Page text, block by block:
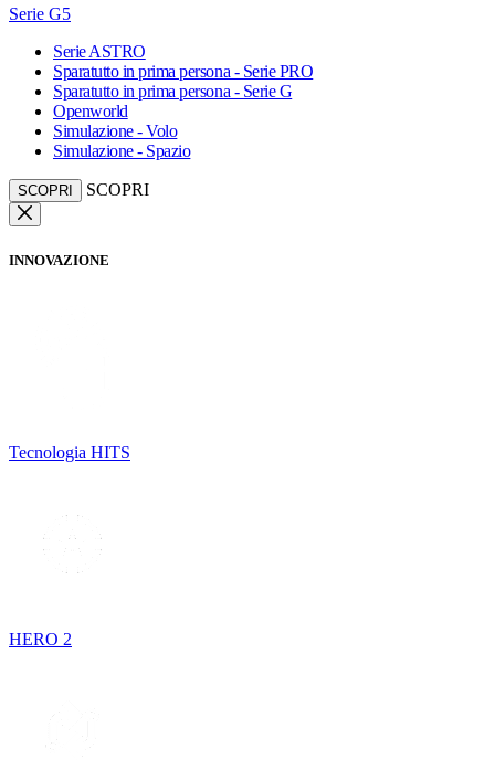
Serie G5
Serie ASTRO
Sparatutto in prima persona - Serie PRO
Sparatutto in prima persona - Serie G
Openworld
Simulazione - Volo
Simulazione - Spazio
SCOPRI SCOPRI
INNOVAZIONE
Tecnologia HITS
HERO 2